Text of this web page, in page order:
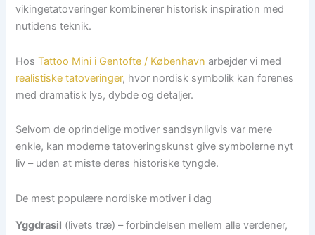
vikingetatoveringer kombinerer historisk inspiration med
nutidens teknik.
HosTattoo Mini i Gentofte / København arbejder vi med
realistiske tatoveringer, hvor nordisk symbolik kan forenes
med dramatisk lys, dybde og detaljer.
Selvom de oprindelige motiver sandsynligvis var mere
enkle, kan moderne tatoveringskunst give symbolerne nyt
liv – uden at miste deres historiske tyngde.
De mest populære nordiske motiver i dag
Yggdrasil (livets træ) – forbindelsen mellem alle verdener,